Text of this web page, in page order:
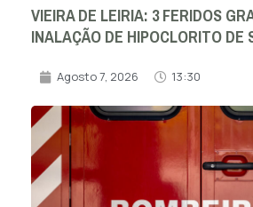
VIEIRA DE LEIRIA: 3 FERIDOS
INALAÇÃO DE HIPOCLORITO DE
Agosto 7, 2026 13:30